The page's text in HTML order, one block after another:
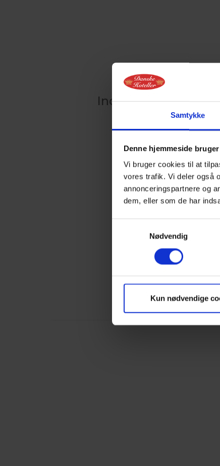
Samtykke
Denne hjemmeside
Vi bruger cookies til at
vores trafik. Vi deler også
annonceringspartnere og
dem, eller som de har
Nødvendig
Kun nødvendige
Indlæser kalender